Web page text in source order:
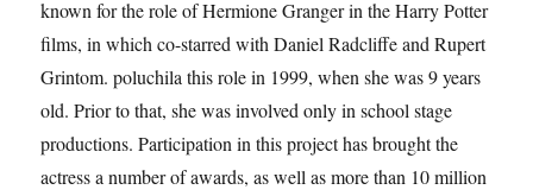
known for the role of Hermione Granger in the Harry Potter
films, in which co-starred with Daniel Radcliffe and Rupert
Grintom. poluchila this role in 1999, when she was 9 years
old. Prior to that, she was involved only in school stage
productions. Participation in this project has brought the
actress a number of awards, as well as more than 10 million